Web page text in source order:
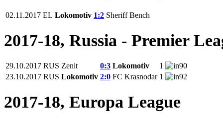
02.11.2017 EL Lokomotiv 1:2 Sheriff Bench
2017-18, Russia - Premier
29.10.2017 RUS Zenit 0:3 Lokomotiv 1
90
23.10.2017 RUS Lokomotiv 2:0 FC Krasnodar 1 92
2017-18, Europa League